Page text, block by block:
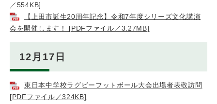
／554KB]
【上田市誕生20周年記念】令和7年度シリーズ文化講演
会を開催します！ [PDFファイル／3.27MB]
12月17日
東日本中学校ラグビーフットボール大会出場者表敬訪問
[PDFファイル／324KB]